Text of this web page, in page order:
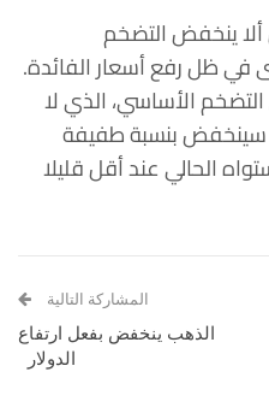
ألا ينخفض التضخم
في ظل رفع أسعار الفائدة.
التضخم الأساسي، الذي لا
سينخفض بنسبة طفيفة
الحالي عند أقل قليلا
المشاركة التالية
الذهب ينخفض بفعل ارتفاع
الدولار